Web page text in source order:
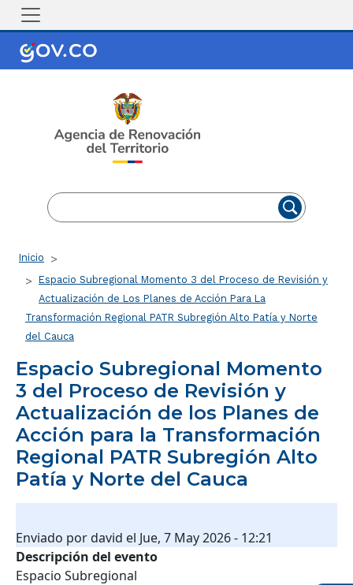
Pasar al contenido principal
Ruta de navegación
Inicio
Espacio Subregional Momento 3 del Proceso de Revisión y
Actualización de Los Planes de Acción Para La
Transformación Regional PATR Subregión Alto Patía y Norte
del Cauca
Espacio Subregional Momento
3 del Proceso de Revisión y
Actualización de los Planes de
Acción para la Transformación
Regional PATR Subregión Alto
Patía y Norte del Cauca
Enviado pordavid el Jue, 7 May 2026 - 12:21
Descripción del evento
Espacio Subregional